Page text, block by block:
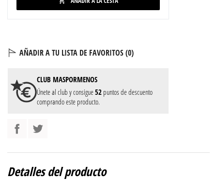
AÑADIR A TU LISTA DE FAVORITOS (0)
CLUB MASPORMENOS
Únete al club y consigue52 puntos de descuento
comprando este producto.
Detalles del producto